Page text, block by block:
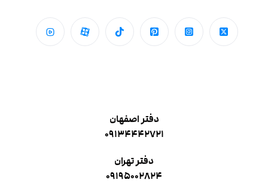
دفتر اصفهان
۰۹۱۳۴۴۴۲۷۲۱
دفتر تهران
۰۹۱۹۵۰۰۲۸۲۴